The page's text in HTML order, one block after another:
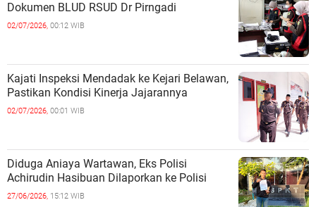
Dokumen BLUD RSUD Dr Pirngadi
02/07/2026, 00:12 WIB
Kajati Inspeksi Mendadak ke Kejari Belawan,
Pastikan Kondisi Kinerja Jajarannya
02/07/2026, 00:01 WIB
Diduga Aniaya Wartawan, Eks Polisi
Achirudin Hasibuan Dilaporkan ke Polisi
27/06/2026, 15:12 WIB